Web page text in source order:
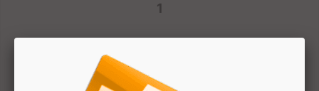
1
Hai bisogno di aiuto? Chatta con noi